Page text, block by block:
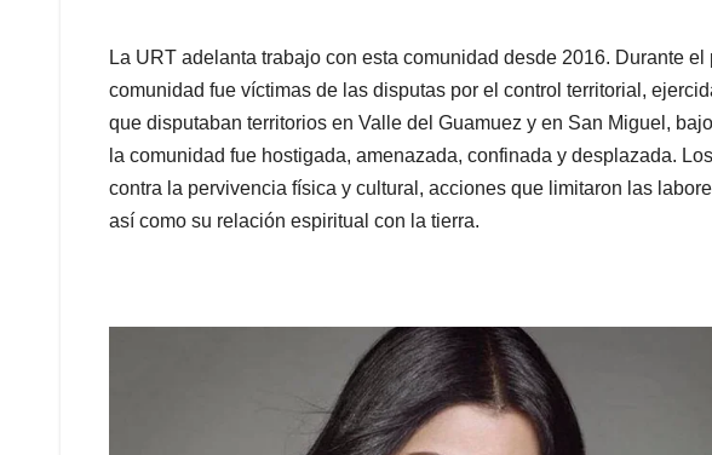
La URT adelanta trabajo con esta comunidad desde 2016. Durante
comunidad fue víctimas de las disputas por el control territorial,
que disputaban territorios en Valle del Guamuez y en San Miguel,
la comunidad fue hostigada, amenazada, confinada y desplazada.
contra la pervivencia física y cultural, acciones que limitaron las
así como su relación espiritual con la tierra.